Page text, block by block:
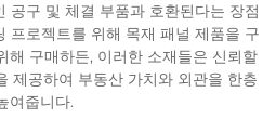
공구 및 체결 부품과 호환된다는 장점
프로젝트를 위해 목재 패널 제품을 구
해 구매하든, 이러한 소재들은 신뢰할
제공하여 부동산 가치와 외관을 한층
여줍니다.